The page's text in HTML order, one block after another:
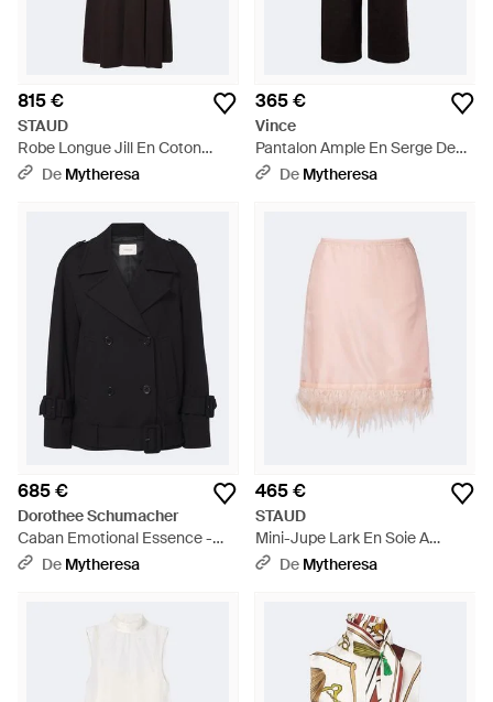
815 €
STAUD
Robe Longue Jill En Coton
Melange - Noir
De Mytheresa
365 €
Vince
Pantalon Ample En Serge De
Coton - Noir
De Mytheresa
685 €
Dorothee Schumacher
Caban Emotional Essence -
NoirDe Mytheresa
465 €
STAUD
Mini-Jupe Lark En Soie A
Plumes - Rose
De Mytheresa